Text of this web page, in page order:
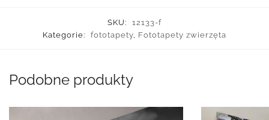
SKU:
12133-f
Kategorie:
fototapety Fototapety zwierzęta
Podobne produkty